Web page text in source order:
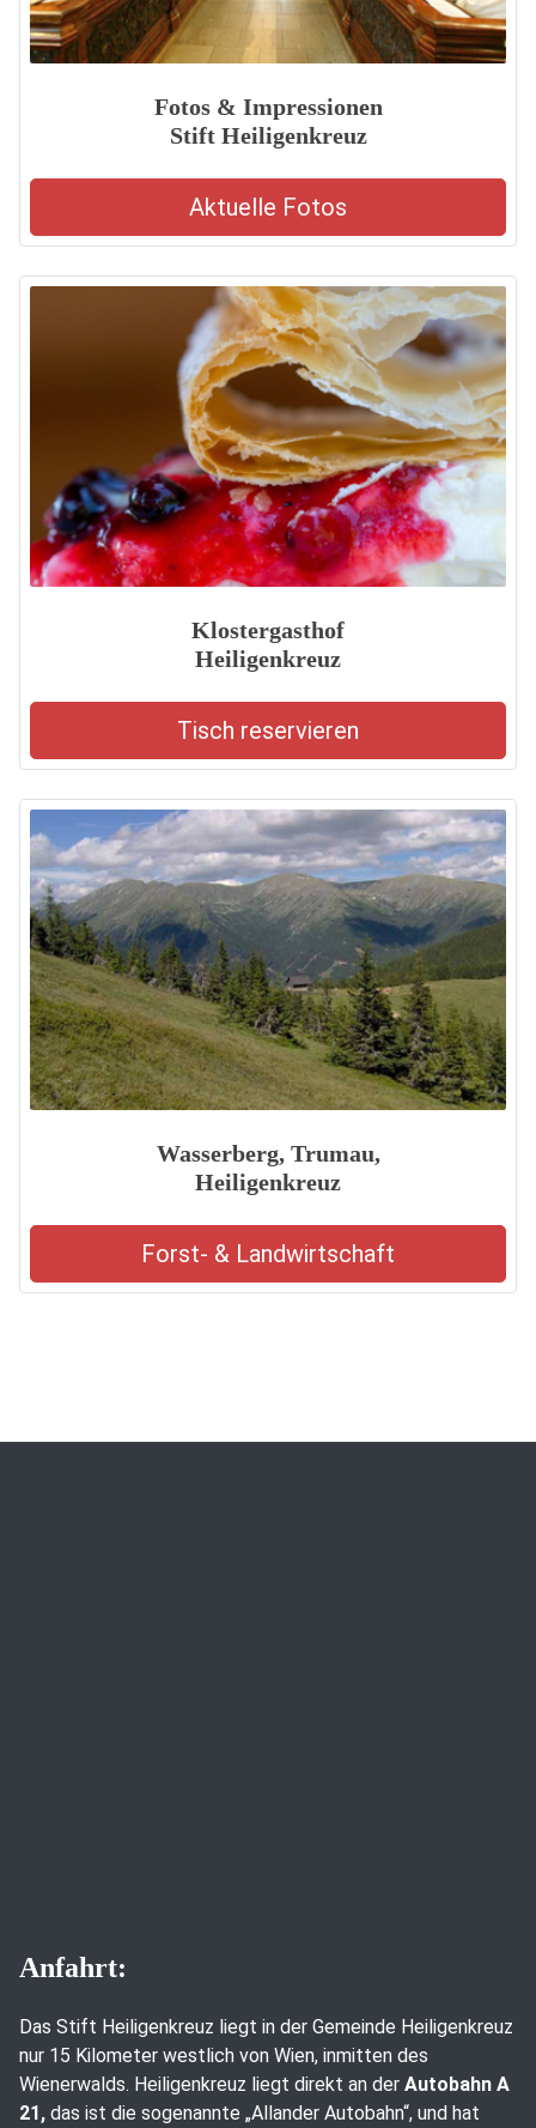
Fotos & Impressionen
Stift Heiligenkreuz
Aktuelle Fotos
Klostergasthof
Heiligenkreuz
Tisch reservieren
Wasserberg, Trumau,
Heiligenkreuz
Forst- & Landwirtschaft
Anfahrt:
Das Stift Heiligenkreuz liegt in der Gemeinde Heiligenkreuz
nur 15 Kilometer westlich von Wien, inmitten des
Wienerwalds. Heiligenkreuz liegt direkt an der Autobahn A
21, das ist die sogenannte „Allander Autobahn“, und hat